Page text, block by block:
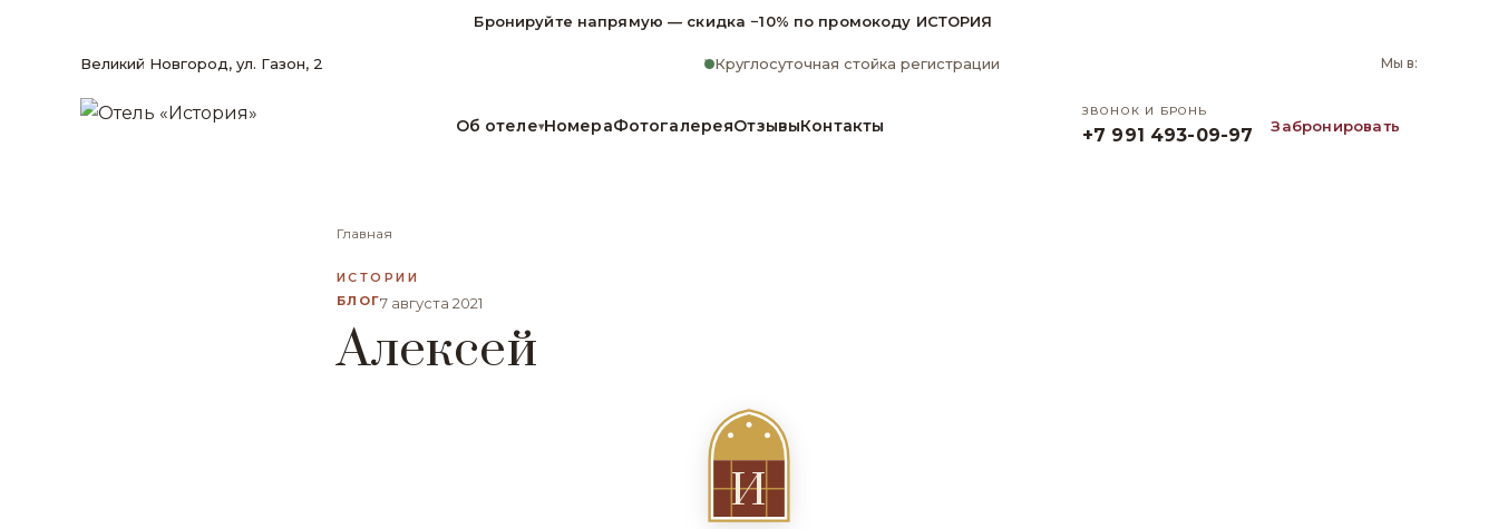
Бронируйте напрямую — скидка −10% по промокоду ИСТОРИЯ
Великий Новгород, ул. Газон, 2 Круглосуточная стойка регистрации Мы в:
Об отеле▾НомераФотогалереяОтзывыКонтакты
ЗВОНОК И БРОНЬ
+7 991 493-09-97 Забронировать
Главная
ИСТОРИИ
БЛОГ7 августа 2021
Алексей
И